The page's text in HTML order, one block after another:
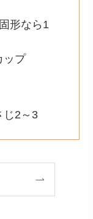
形なら1
ップ
2～3